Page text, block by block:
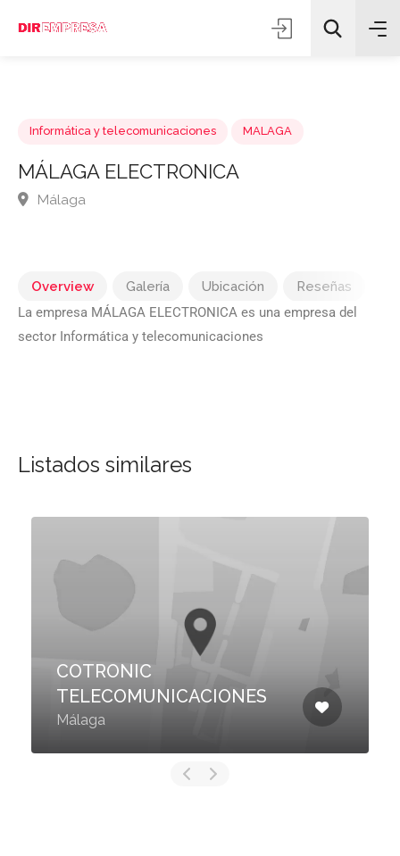
Informática y telecomunicaciones
MÁLAGA ELECTRONICA
Overview Galería Ubicación
Reseñas
La empresa MÁLAGA ELECTRONICA es una empresa del
sector Informática y telecomunicaciones
Listados similares
COTRONIC
TELECOMUNICACIONES
Málaga